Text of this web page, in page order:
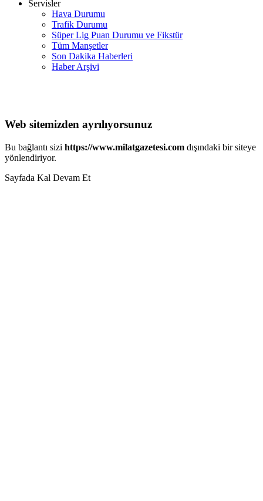
Servisler
Hava Durumu
Trafik Durumu
Süper Lig Puan Durumu ve Fikstür
Tüm Manşetler
Son Dakika Haberleri
Haber Arşivi
Web sitemizden ayrılıyorsunuz
Bu bağlantı sizi https://www.milatgazetesi.com dışındaki bir siteye
yönlendiriyor.
Sayfada Kal Devam Et